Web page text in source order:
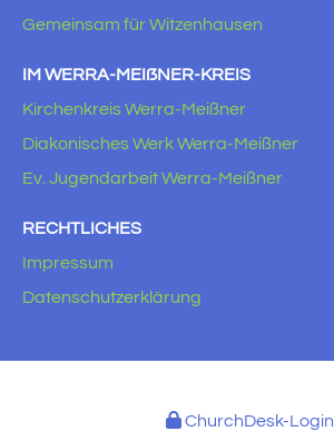
Gemeinsam für Witzenhausen
IM WERRA-MEIẞNER-KREIS
Kirchenkreis Werra-Meißner
Diakonisches Werk Werra-Meißner
Ev. Jugendarbeit Werra-Meißner
RECHTLICHES
Impressum
Datenschutzerklärung
ChurchDesk-Login